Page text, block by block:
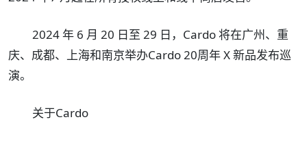
2024 年 6 月 20 日至 29 日，Cardo 将在广州、重
庆、成都、上海和南京举办Cardo 20周年 X 新品发布巡
演。
关于Cardo